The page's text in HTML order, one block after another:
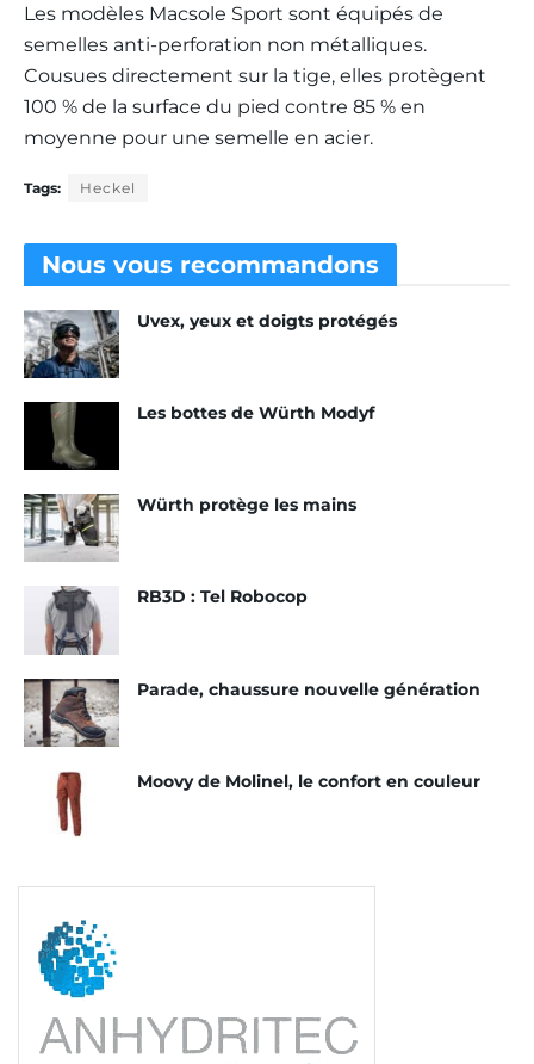
Les modèles Macsole Sport sont équipés de
semelles anti-perforation non métalliques.
Cousues directement sur la tige, elles protègent
100 % de la surface du pied contre 85 % en
moyenne pour une semelle en acier.
Tags: Heckel
Nous vous recommandons
Uvex, yeux et doigts protégés
Les bottes de Würth Modyf
Würth protège les mains
RB3D : Tel Robocop
Parade, chaussure nouvelle génération
Moovy de Molinel, le confort en couleur